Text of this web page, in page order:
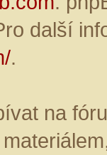
další
.
na